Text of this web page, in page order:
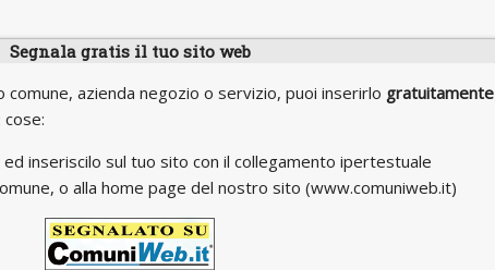
Segnala gratis il tuo sito web
comune, azienda negozio o servizio, puoi inserirlo gratuitamente
inseriscilo sul tuo sito con il collegamento ipertestuale
o alla home page del nostro sito (www.comuniweb.it)